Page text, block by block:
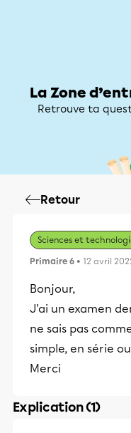
La Zone
Retrouve ta
Retour
Sciences et
Primaire 6 • 12 avril
Bonjour,
J'ai un examen
ne sais pas
simple, en série
Merci
Explication (1)